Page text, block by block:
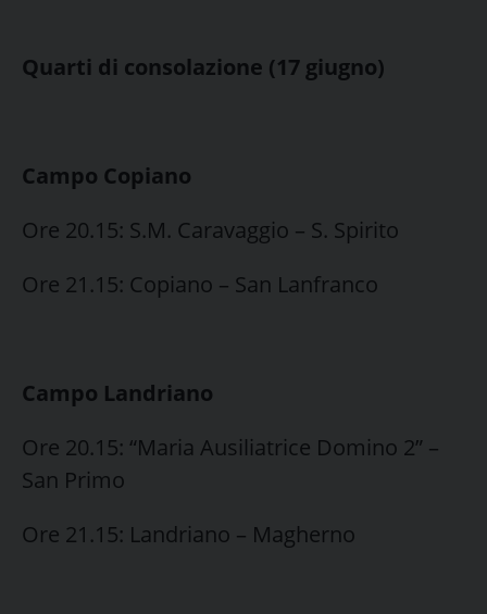
Quarti di consolazione (17 giugno)
Campo Copiano
Ore 20.15: S.M. Caravaggio – S. Spirito
Ore 21.15: Copiano – San Lanfranco
Campo Landriano
Ore 20.15: “Maria Ausiliatrice Domino 2” –
San Primo
Ore 21.15: Landriano – Magherno